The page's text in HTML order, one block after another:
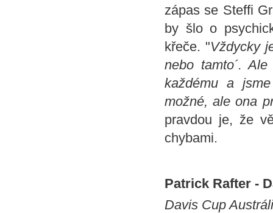
zápas se Steffi
by šlo o
křeče. "Vždycky
nebo tamto´.
každému a
možné, ale ona
pravdou je, že
chybami.
Patrick Rafter -
Davis Cup